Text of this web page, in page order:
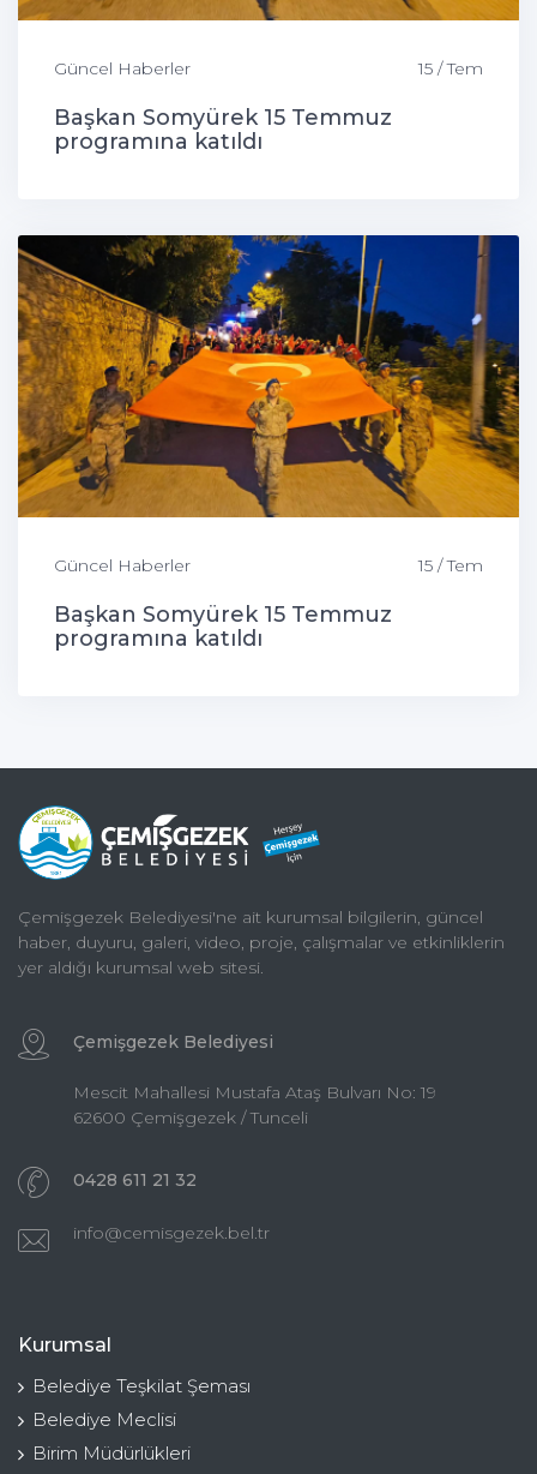
Güncel Haberler 15 / Tem
Başkan Somyürek 15 Temmuz
programına katıldı
Güncel Haberler 15 / Tem
Başkan Somyürek 15 Temmuz
programına katıldı
Çemişgezek Belediyesi'ne ait kurumsal bilgilerin, güncel
haber, duyuru, galeri, video, proje, çalışmalar ve etkinliklerin
yer aldığı kurumsal web sitesi.
Çemişgezek Belediyesi
Mescit Mahallesi Mustafa Ataş Bulvarı No: 19
62600 Çemişgezek / Tunceli
0428 611 21 32
info@cemisgezek.bel.tr
Kurumsal
Belediye Teşkilat Şeması
Belediye Meclisi
Birim Müdürlükleri